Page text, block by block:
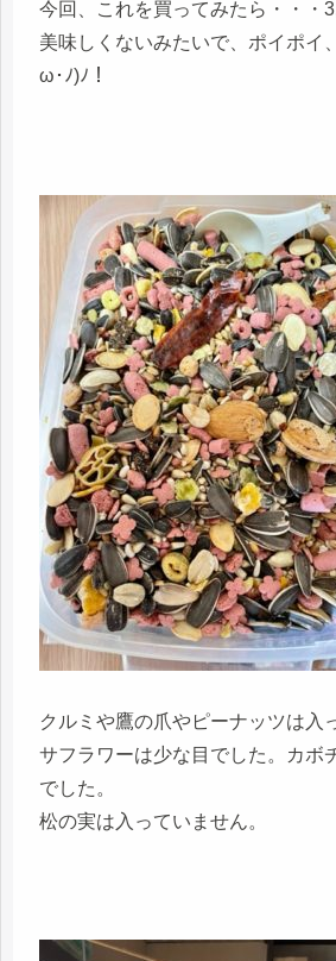
今回、これを買ってみたら・・・
美味しくないみたいで、ポイポイ
ω･ﾉ)ﾉ！
クルミや鷹の爪やピーナッツは入
サフラワーは少な目でした。カボ
でした。
松の実は入っていません。